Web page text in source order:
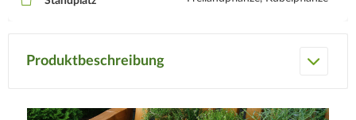
Produktbeschreibung